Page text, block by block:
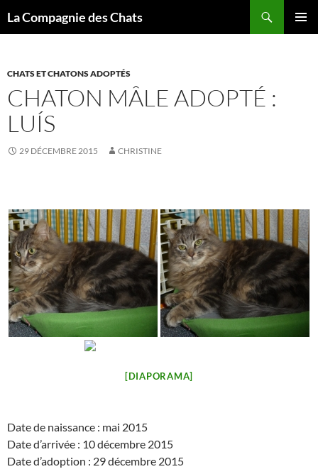
La Compagnie des Chats
CHATS ET CHATONS ADOPTÉS
CHATON MÂLE ADOPTÉ :
LUÍS
29 DÉCEMBRE 2015 CHRISTINE
[DIAPORAMA]
Date de naissance : mai 2015
Date d’arrivée : 10 décembre 2015
Date d’adoption : 29 décembre 2015